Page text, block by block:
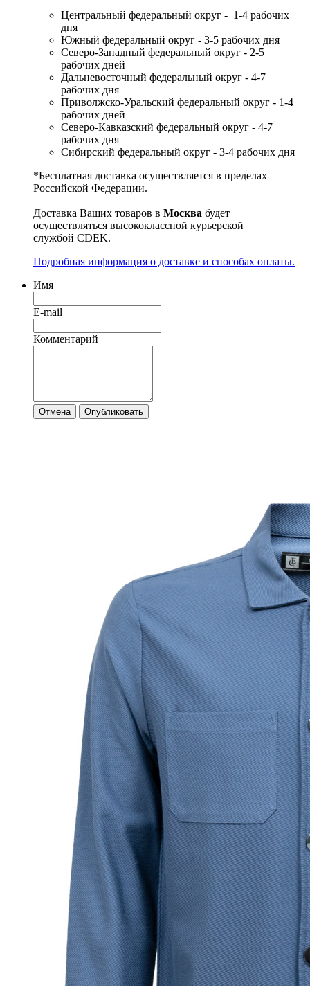
Центральный федеральный округ - 1-4 рабочих
дня
Южный федеральный округ - 3-5 рабочих дня
Северо-Западный федеральный округ - 2-5
рабочих дней
Дальневосточный федеральный округ - 4-7
рабочих дня
Приволжско-Уральский федеральный округ - 1-4
рабочих дней
Северо-Кавказский федеральный округ - 4-7
рабочих дня
Сибирский федеральный округ - 3-4 рабочих дня
*Бесплатная доставка осуществляется в пределах
Российской Федерации.
Доставка Ваших товаров в Москва будет
осуществляться высококлассной курьерской
службой CDEK.
Подробная информация о доставке и способах оплаты.
Имя
E-mail
Комментарий
Отмена Опубликовать